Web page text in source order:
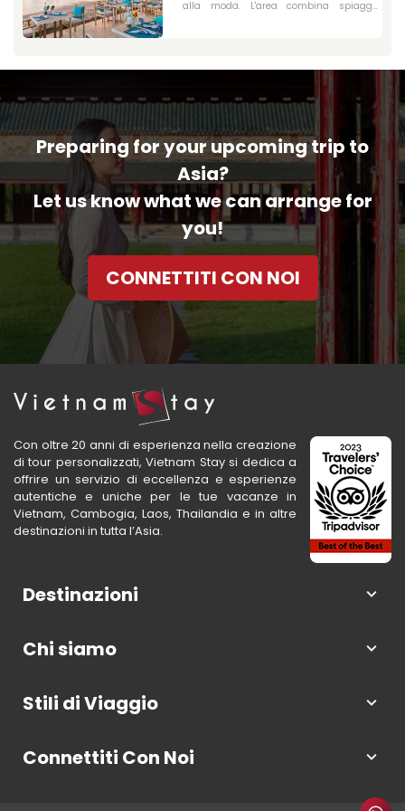
alla moda. L'area combina spiagge
perfetta per i viaggiatori che cercano sia
Preparing for your upcoming trip to
Asia?
Let us know what we can arrange for
you!
CONNETTITI CON NOI
Con oltre 20 anni di esperienza nella creazione
di tour personalizzati, Vietnam Stay si dedica a
offrire un servizio di eccellenza e esperienze
autentiche e uniche per le tue vacanze in
Vietnam, Cambogia, Laos, Thailandia e in altre
destinazioni in tutta l’Asia.
Destinazioni
Chi siamo
Stili di Viaggio
Connettiti Con Noi